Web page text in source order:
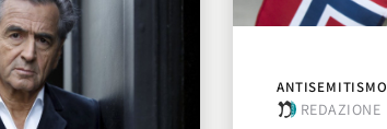
ANTISEMITISMO
REDAZIONE